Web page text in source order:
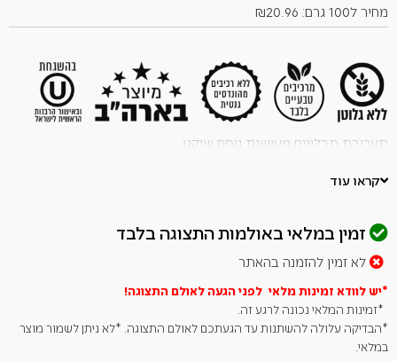
מחיר ל100 גרם: ₪20.96
תערובת תבלינים מעושנת נוסח שיקגו.
הדליקו את הגריל ותיהנו מטעמים מעושנים ומעוררי תאבון בבשר,
שלנו!
קטנות, מושלמת לסטייקים ורצועות עוף צלויות. ערבבו כנפיים עוף עם
מעט שמן ותערובת טבעית זו לפני האפייה לקבלת טעם שיקגו אותנטי.
לילה במקרר לפני צלייה.
רכיבים טבעיים מהאיכות הגבוהה ביותר: מלח מעמק עמק ההדסון,
קראו עוד
זמין במלאי באולמות התצוגה בלבד
לא זמין להזמנה בהאתר
*יש לוודא זמינות מלאי לפני הגעה לאולם התצוגה!
*זמינות המלאי נכונה לרגע זה.
*הבדיקה עלולה להשתנות עד הגעתכם לאולם התצוגה. *לא ניתן לשמור מוצר
במלאי.